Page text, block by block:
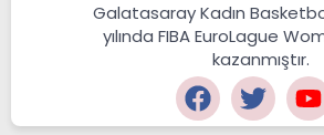
Galatasaray Kadın
yılında FIBA EuroLague
kazanmıştır.